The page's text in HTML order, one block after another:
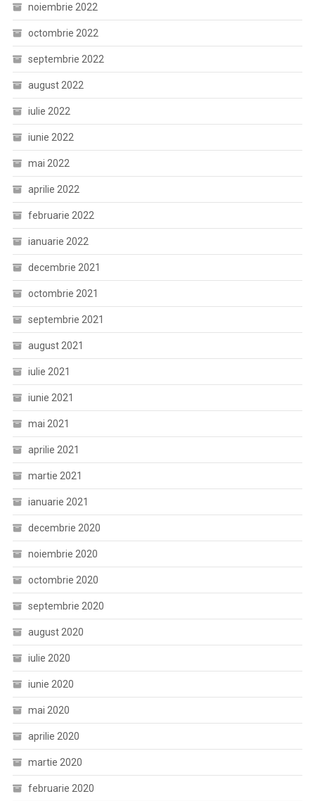
noiembrie 2022
octombrie 2022
septembrie 2022
august 2022
iulie 2022
iunie 2022
mai 2022
aprilie 2022
februarie 2022
ianuarie 2022
decembrie 2021
octombrie 2021
septembrie 2021
august 2021
iulie 2021
iunie 2021
mai 2021
aprilie 2021
martie 2021
ianuarie 2021
decembrie 2020
noiembrie 2020
octombrie 2020
septembrie 2020
august 2020
iulie 2020
iunie 2020
mai 2020
aprilie 2020
martie 2020
februarie 2020